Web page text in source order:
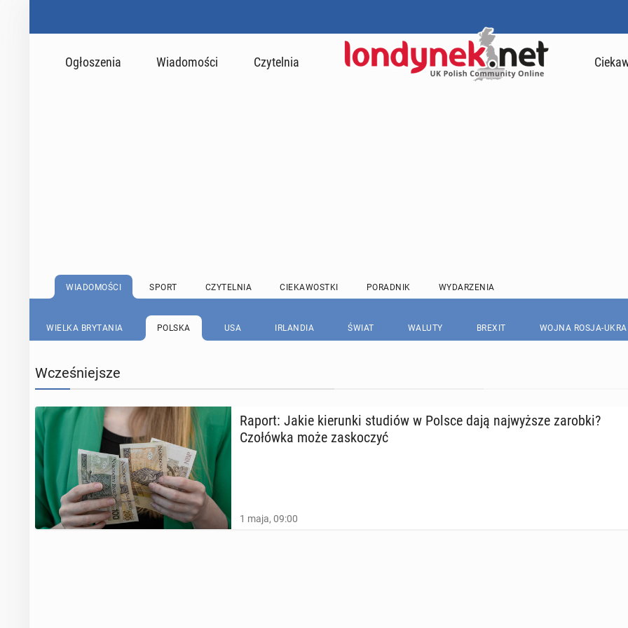
Ogłoszenia Wiadomości Czytelnia
WIADOMOŚCI SPORT CZYTELNIA CIEKAWOSTKI PORADNIK WYDARZENIA
WIELKA BRYTANIA POLSKA USA IRLANDIA ŚWIAT WALUTY BREXIT WOJNA ROSJA-
Wcześniejsze
Raport: Jakie kie­run­ki studiów w Polsce dają naj­wyż­sze zarobki?
Czo­łów­ka może za­sko­czyć
1 maja, 09:00